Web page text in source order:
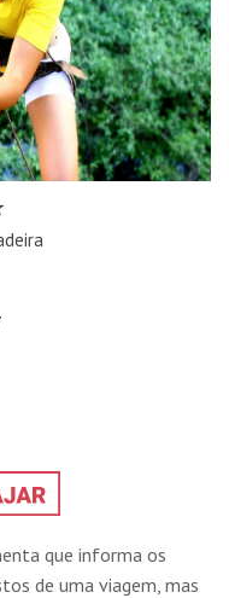
que informa os
de uma viagem, mas